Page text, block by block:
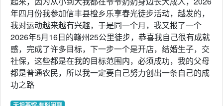
年四月份我参加信丰县橙乡乐享春光徒步活动，越发的，
我对运动越来越有兴趣，于是同一个月，我又报了一个
2026年5月16日的赣州25公里徒步，恭喜我自己很有成就
感，完成了许多目标，下一步一个是开店，结婚生子，交
社保，这些都是在我的目标范围内，必须成功，我的父母
都是普通农民，所以我一定要自己努力创出一条自己的成
功之路